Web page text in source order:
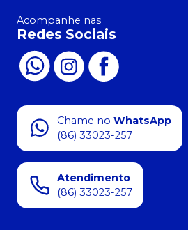
Acompanhe nas
Redes Sociais
Chame no WhatsApp
(86) 33023-257
Atendimento
(86) 33023-257